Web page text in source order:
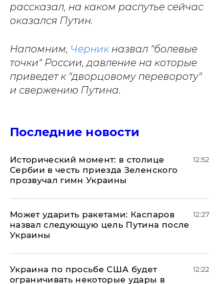
рассказал, на каком распутье сейчас
оказался Путин.
Напомним, Черникназвал "болевые
точки" России, давление на которые
приведет к "дворцовому перевороту"
и свержению Путина.
Последние новости
Исторический момент: в столице
Сербии в честь приезда Зеленского
прозвучал гимн Украины
12:52
Может ударить ракетами: Каспаров
назвал следующую цель Путина после
Украины
12:27
Украина по просьбе США будет
ограничивать некоторые удары в
12:22